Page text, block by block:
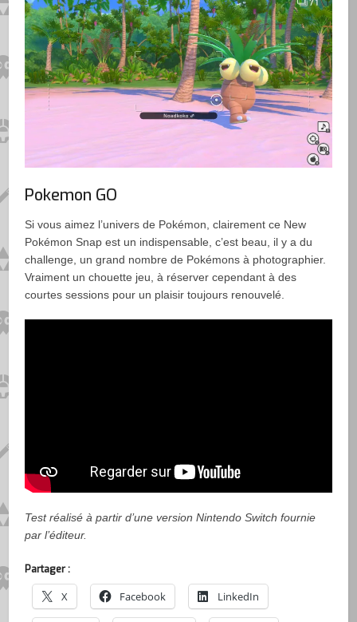
Pokemon GO
Si vous aimez l’univers de Pokémon, clairement ce New
Pokémon Snap est un indispensable, c’est beau, il y a du
challenge, un grand nombre de Pokémons à photographier.
Vraiment un chouette jeu, à réserver cependant à des
courtes sessions pour un plaisir toujours renouvelé.
Test réalisé à partir d’une version Nintendo Switch fournie
par l’éditeur.
Partager :
X Facebook LinkedIn